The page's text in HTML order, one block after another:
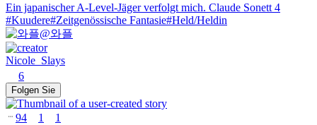
Ein japanischer A-Level-Jäger verfolgt mich. Claude Sonett 4
#Kuudere#Zeitgenössische Fantasie#Held/Heldin
@와플
Nicole_Slays
6
Folgen Sie
94 1 1